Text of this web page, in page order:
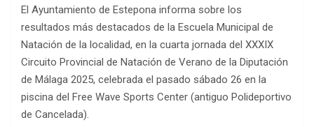
El Ayuntamiento de Estepona informa sobre los
resultados más destacados de la Escuela Municipal de
Natación de la localidad, en la cuarta jornada del XXXIX
Circuito Provincial de Natación de Verano de la Diputación
de Málaga 2025, celebrada el pasado sábado 26 en la
piscina del Free Wave Sports Center (antiguo Polideportivo
de Cancelada).